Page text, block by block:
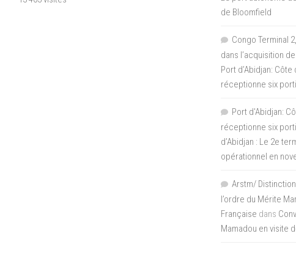
de Bloomfield
Congo Terminal
dans l’acquisition
Port d’Abidjan: Côte
réceptionne six
Port d'Abidjan:
réceptionne six
d’Abidjan : Le 2e
opérationnel en
Arstm/
l’ordre du Mérite
Française dans
Mamadou en visite